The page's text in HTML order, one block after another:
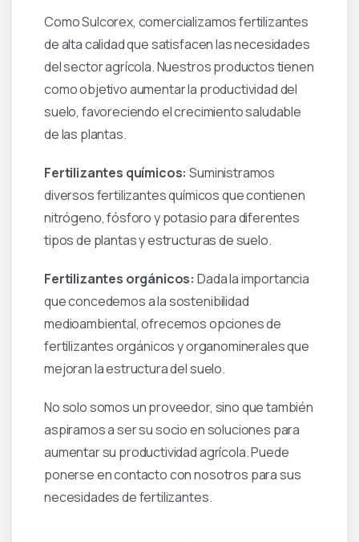
Como Sulcorex, comercializamos fertilizantes
de alta calidad que satisfacen las necesidades
del sector agrícola. Nuestros productos tienen
como objetivo aumentar la productividad del
suelo, favoreciendo el crecimiento saludable
de las plantas.
Fertilizantes químicos:Suministramos
diversos fertilizantes químicos que contienen
nitrógeno, fósforo y potasio para diferentes
tipos de plantas y estructuras de suelo.
Fertilizantes orgánicos: Dada la importancia
que concedemos a la sostenibilidad
medioambiental, ofrecemos opciones de
fertilizantes orgánicos y organominerales que
mejoran la estructura del suelo.
No solo somos un proveedor, sino que también
aspiramos a ser su socio en soluciones para
aumentar su productividad agrícola. Puede
ponerse en contacto con nosotros para sus
necesidades de fertilizantes.